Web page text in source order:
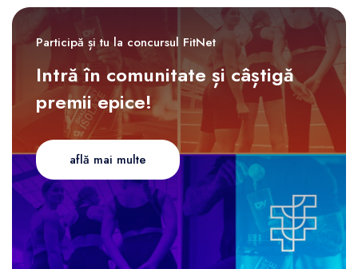
Participă și tu la concursul FitNet
Intră în comunitate și câștigă
premii epice!
află mai multe